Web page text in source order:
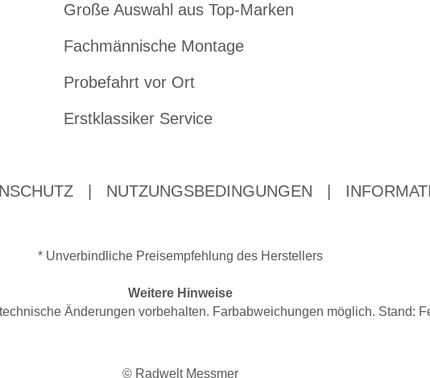
Große Auswahl aus Top-Marken
Fachmännische Montage
Probefahrt vor Ort
Erstklassiker Service
NUTZUNGSBEDINGUNGEN
* Unverbindliche Preisempfehlung des Herstellers
Weitere Hinweise
Änderungen vorbehalten. Farbabweichungen möglich. Stand:
© Radwelt Messmer